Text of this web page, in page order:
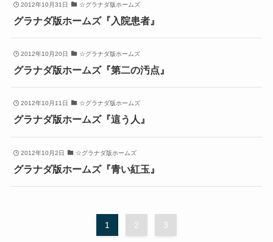
2012年10月31日 ☆グラナダ版ホームズ
グラナダ版ホームズ『入院患者』
2012年10月20日 ☆グラナダ版ホームズ
グラナダ版ホームズ『第二の汚点』
2012年10月11日 ☆グラナダ版ホームズ
グラナダ版ホームズ『這う人』
2012年10月2日 ☆グラナダ版ホームズ
グラナダ版ホームズ『青い紅玉』
1 2 3